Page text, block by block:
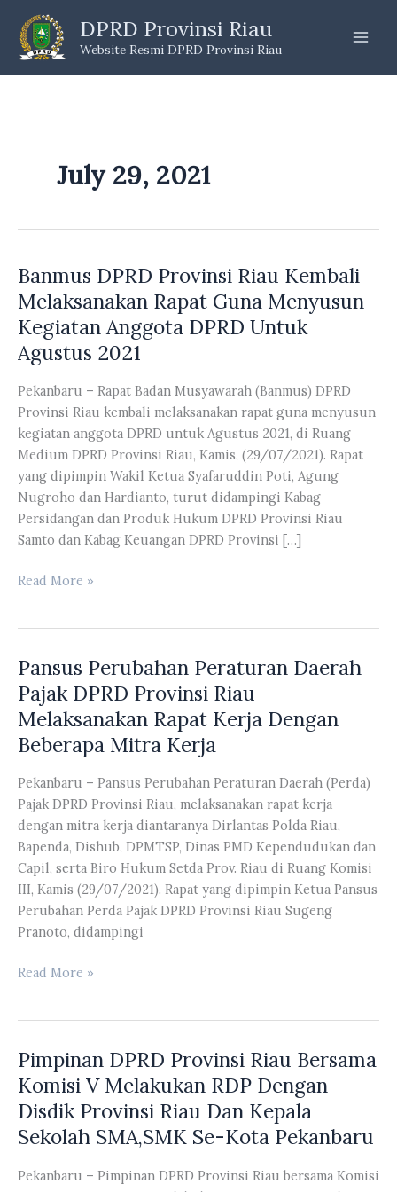
content
DPRD Provinsi Riau
Website Resmi DPRD Provinsi Riau
July 29, 2021
Banmus DPRD Provinsi Riau Kembali
Melaksanakan Rapat Guna Menyusun
Kegiatan Anggota DPRD Untuk
Agustus 2021
Pekanbaru – Rapat Badan Musyawarah (Banmus) DPRD
Provinsi Riau kembali melaksanakan rapat guna menyusun
kegiatan anggota DPRD untuk Agustus 2021, di Ruang
Medium DPRD Provinsi Riau, Kamis, (29/07/2021). Rapat
yang dipimpin Wakil Ketua Syafaruddin Poti, Agung
Nugroho dan Hardianto, turut didampingi Kabag
Persidangan dan Produk Hukum DPRD Provinsi Riau
Samto dan Kabag Keuangan DPRD Provinsi […]
Banmus
Kembali
Melaksanakan
Rapat
Guna
Menyusun
Anggota
DPRD
Untuk
Agustus
2021
Read More »
Pansus Perubahan Peraturan Daerah
Pajak DPRD Provinsi Riau
Melaksanakan Rapat Kerja Dengan
Beberapa Mitra Kerja
Pekanbaru – Pansus Perubahan Peraturan Daerah (Perda)
Pajak DPRD Provinsi Riau, melaksanakan rapat kerja
dengan mitra kerja diantaranya Dirlantas Polda Riau,
Bapenda, Dishub, DPMTSP, Dinas PMD Kependudukan dan
Capil, serta Biro Hukum Setda Prov. Riau di Ruang Komisi
III, Kamis (29/07/2021). Rapat yang dipimpin Ketua Pansus
Perubahan Perda Pajak DPRD Provinsi Riau Sugeng
Pranoto, didampingi
Pansus
Pajak
DPRD
Provinsi
Riau
Melaksanakan
Kerja
Read More »
Pimpinan DPRD Provinsi Riau Bersama
Komisi V Melakukan RDP Dengan
Disdik Provinsi Riau Dan Kepala
Sekolah SMA,SMK Se-Kota Pekanbaru
Pekanbaru – Pimpinan DPRD Provinsi Riau bersama Komisi